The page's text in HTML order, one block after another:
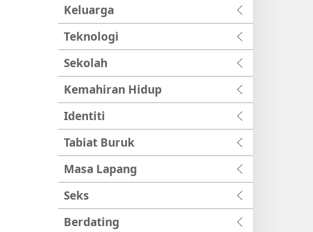
Keluarga
Teknologi
Sekolah
Kemahiran Hidup
Identiti
Tabiat Buruk
Masa Lapang
Seks
Berdating